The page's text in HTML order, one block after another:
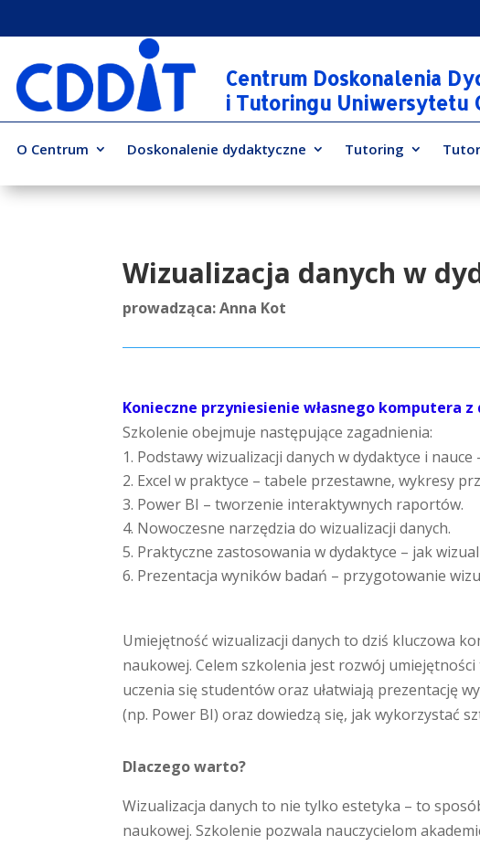
Centrum Doskonalenia
i Tutoringu Uniwersytetu
O Centrum Doskonalenie dydaktyczne Tutoring
Wizualizacja danych w
prowadząca: Anna Kot
Konieczne przyniesienie własnego komputera
Szkolenie obejmuje następujące zagadnienia:
Podstawy wizualizacji danych w dydaktyce i
Excel w praktyce – tabele przestawne, wykresy
Power BI – tworzenie interaktywnych raportów.
Nowoczesne narzędzia do wizualizacji danych.
Praktyczne zastosowania w dydaktyce – jak
Prezentacja wyników badań – przygotowanie
Umiejętność wizualizacji danych to dziś kluczowa
naukowej. Celem szkolenia jest rozwój
uczenia się studentów oraz ułatwiają prezentację
(np. Power BI) oraz dowiedzą się, jak wykorzystać
Dlaczego warto?
Wizualizacja danych to nie tylko estetyka – to
naukowej. Szkolenie pozwala nauczycielom